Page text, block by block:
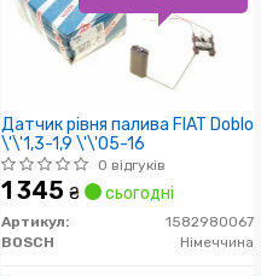
Датчик рівня палива FIAT Doblo
\'\'1,3-1,9 \'\'05-16
0 відгуків
1 345 ₴ сьогодні
Артикул:
1582980067
BOSCH
Німеччина